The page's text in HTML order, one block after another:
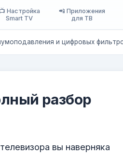
📺 Настройка
Smart TV
📲 Приложения
для ТВ
и цифровых
разбор
вы наверняка